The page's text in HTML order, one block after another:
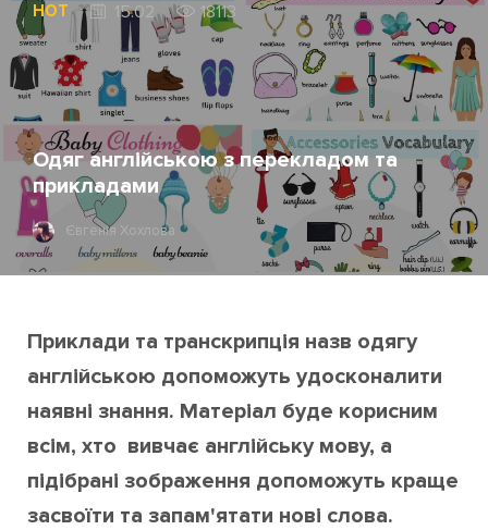
HOT 15.02 18113
Одяг англійською з перекладом та
прикладами
Євгенія Хохлова
Приклади та транскрипція назв одягу
англійською допоможуть удосконалити
наявні знання. Матеріал буде корисним
всім, хто вивчає англійську мову, а
підібрані зображення допоможуть краще
засвоїти та запам'ятати нові слова.